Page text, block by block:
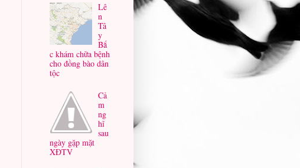
Lê
n
Tâ
y
Bắ
c khám chữa bệnh
cho đồng bào dân
tộc
Cả
m
ng
hĩ
sau
ngày gặp mặt
XĐTV